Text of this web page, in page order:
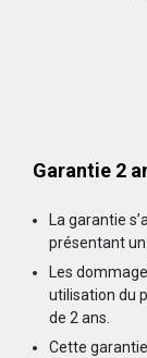
Garantie 2
La garantie
présentant
Les
utilisation du
de 2 ans.
Cette